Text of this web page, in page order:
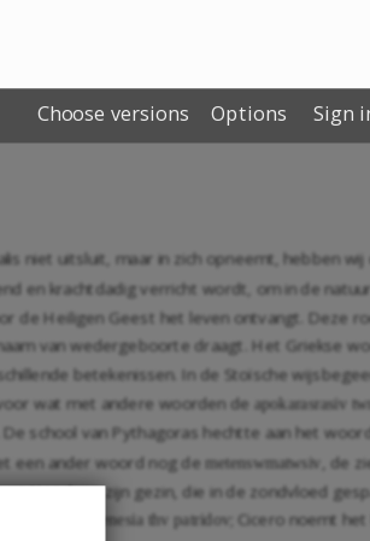
Choose versions Options Sign
niet uitsluit, maar in zich opneemt, hebben wij
en krachtdadig verricht wordt, om in de
de Heiligen Geest het leven ontvangt. Deze
van wedergeboorte draagt. Het Griekse
betekenissen. In de Stoïsche
wat met andere woorden de apokarasrasiv
. De school van Pythagoras hechtte aan het
een ander woord nog de metenswmatwsiv
, de
Noach en zijn gezin, die in de zondvloed
ene paliggenesia thv patridov
; Cicero noemt